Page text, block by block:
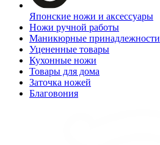
Японские ножи и аксессуары
Ножи ручной работы
Маникюрные принадлежности
Уцененные товары
Кухонные ножи
Товары для дома
Заточка ножей
Благовония